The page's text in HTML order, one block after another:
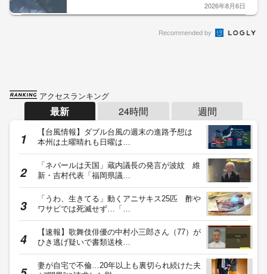
2026年8月6日
Recommended by
アクセスランキング
最新 24時間 週間
【台風情報】ダブル台風の週末の進路予想は
本州は土曜晴れも日曜は…
「ネパールは天国」蔵内議長の発言が波紋 維
新・吉村代表「福岡県議…
「うわ、生きてる」動くアニサキス25匹 酢や
ワサビでは死滅せず…「…
【速報】歌舞伎俳優の中村小三郎さん（77）が
ひき逃げ疑いで書類送検…
妻が自宅で不倫…20年以上も裏切られ続けた夫